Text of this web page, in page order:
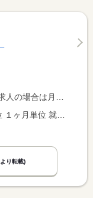
は時間額を表示しています。
変形労働時間制 変形労働時間制の単位 １ヶ月単位 就業時間１ 6時00分〜18時00分 就業時間２ 9時00分〜0時00分
り転載)